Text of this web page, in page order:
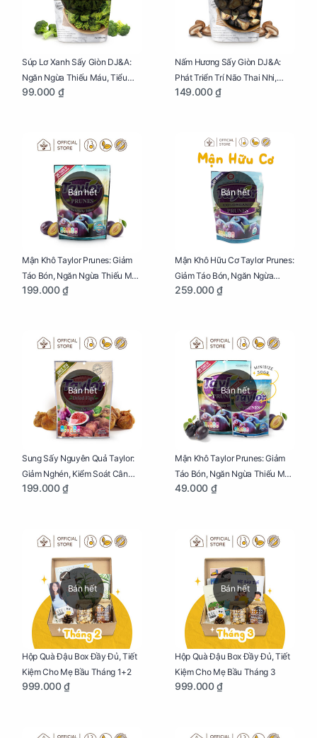
Súp Lơ Xanh Sấy Giòn DJ&A:
Ngăn Ngừa Thiếu Máu, Tiểu
Đường, Dị Tật Thai Nhi Túi 25g
99.000 ₫
Nấm Hương Sấy Giòn DJ&A:
Phát Triển Trí Não Thai Nhi,
Giảm Mệt Mỏi Cho Mẹ Bầu Túi
149.000 ₫
Bán hết
Mận Khô Taylor Prunes: Giảm
Táo Bón, Ngăn Ngừa Thiếu Máu
Cho Mẹ Bầu Túi 250g
199.000 ₫
Bán hết
Mận Khô Hữu Cơ Taylor Prunes:
Giảm Táo Bón, Ngăn Ngừa
Thiếu Máu Cho Mẹ Bầu Túi
259.000 ₫
Bán hết
Sung Sấy Nguyên Quả Taylor:
Giảm Nghén, Kiểm Soát Cân
Nặng Cho Mẹ Bầu Túi 190g
199.000 ₫
Bán hết
Mận Khô Taylor Prunes: Giảm
Táo Bón, Ngăn Ngừa Thiếu Máu
Cho Mẹ Bầu Túi 50g
49.000 ₫
Bán hết
Hộp Quà Đậu Box Đầy Đủ, Tiết
Kiệm Cho Mẹ Bầu Tháng 1+2
999.000 ₫
Bán hết
Hộp Quà Đậu Box Đầy Đủ, Tiết
Kiệm Cho Mẹ Bầu Tháng 3
999.000 ₫